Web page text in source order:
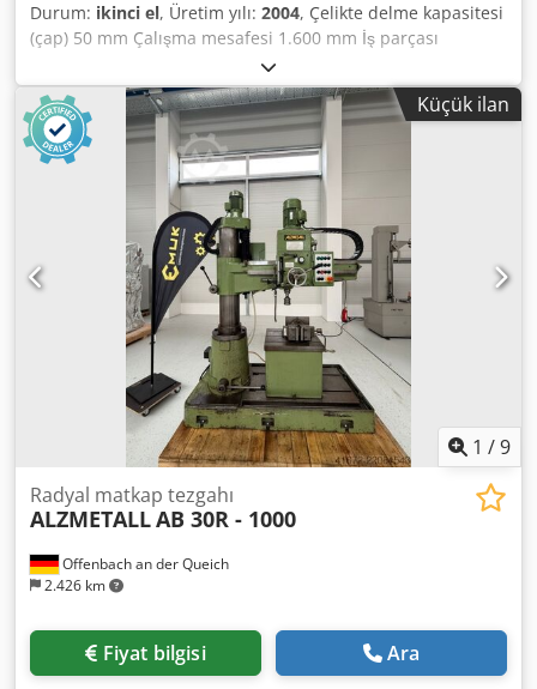
Durum: ikinci el, Üretim yılı: 2004, Çelikte delme kapasitesi
(çap) 50 mm Çalışma mesafesi 1.600 mm İş parçası
yüksekliği - maks. 1.200 mm Mil / taban plakası mesafesi
320 - 1.220 mm Mil bağlantısı MK 5 Quill strok 315 mm
Minimum çalışma mesafesi 350 mm Maksimum çalışma
mesafesi 1.600 mm Djdpfx Anjzcqyfjyskr Quill ilerlemesi
0,04 - 3,20 mm/devir Tahrik gücü - mil motoru 4,0 kW Mil
devirleri 25 - 2.000 devir/dak Kolon çapı 350 mm Çalışma
gerilimi 400 V Toplam güç gereksinimi 6,5 kW Makine
ağırlığı yaklaşık 3,5 t Alan gereksinimi yaklaşık 2,45 x 1,00 x
2,65 m - Fabrika No.: 4045935 - Bağlama küpü 630 x 500 x
500 mm - Soğutma sıvısı pompası
Küçük ilan
1 /9
Offenbach an der Queich
2.426 km
Radyal matkap tezgahı
ALZMETALLAB 30R - 1000
Fiyat bilgisi Ara